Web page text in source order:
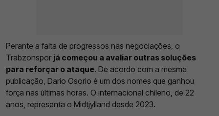
Perante a falta de progressos nas negociações, o
Trabzonspor já começou a avaliar outras soluções
para reforçar o ataque. De acordo com a mesma
publicação, Dario Osorio é um dos nomes que ganhou
força nas últimas horas. O internacional chileno, de 22
anos, representa o Midtjylland desde 2023.